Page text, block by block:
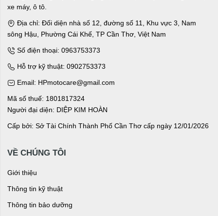
xe máy, ô tô.
Địa chỉ: Đối diện nhà số 12, đường số 11, Khu vực 3, Nam
sông Hậu, Phường Cái Khế, TP Cần Thơ, Việt Nam
Số điện thoại: 0963753373
Hỗ trợ kỹ thuật: 0902753373
Email: HPmotocare@gmail.com
Mã số thuế: 1801817324
Người đại diện: DIỆP KIM HOÀN
Cấp bởi: Sở Tài Chính Thành Phố Cần Thơ cấp ngày 12/01/2026
VỀ CHÚNG TÔI
Giới thiệu
Thông tin kỹ thuật
Thông tin bảo dưỡng